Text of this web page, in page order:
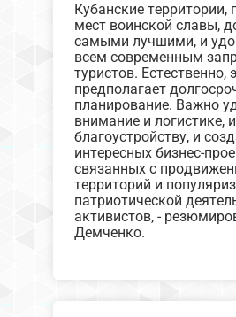
Кубанские территории,
мест воинской славы,
самыми лучшими, и
всем современным
туристов. Естественно,
предполагает
планирование. Важно
внимание и логистике, и
благоустройству, и
интересных бизнес-
связанных с
территорий и
патриотической
активистов, -
Демченко.